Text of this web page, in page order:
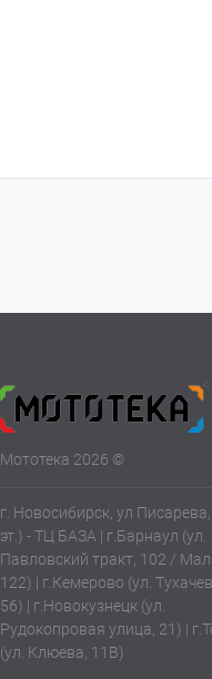
Мототека 2026 ©
г. Новосибирск, ул Писарева,
эт.) - ТЦ БАЗА | г.Барнаул (ул.
Павловский тракт, 102 /
122) | г.Кемерово (ул.
56) | г.Новокузнецк (ул.
Рудокопровая улица, 21) |
(ул. Клюева, 11В)